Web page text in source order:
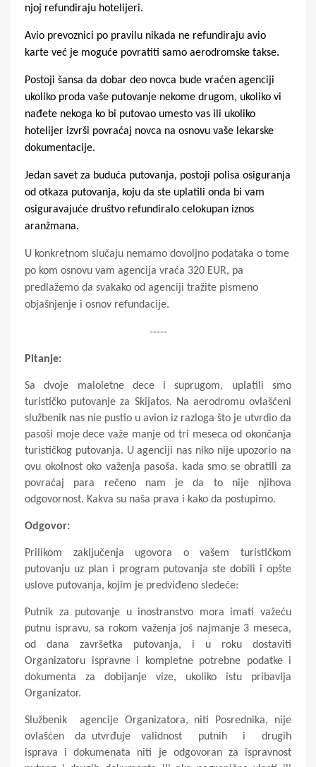
njoj refundiraju hotelijeri.
Avio prevoznici po pravilu nikada ne refundiraju avio
karte već je moguće povratiti samo aerodromske takse.
Postoji šansa da dobar deo novca bude vraćen agenciji
ukoliko proda vaše putovanje nekome drugom, ukoliko vi
nađete nekoga ko bi putovao umesto vas ili ukoliko
hotelijer izvrši povraćaj novca na osnovu vaše lekarske
dokumentacije.
Jedan savet za buduća putovanja, postoji polisa osiguranja
od otkaza putovanja, koju da ste uplatili onda bi vam
osiguravajuće društvo refundiralo celokupan iznos
aranžmana.
U konkretnom slučaju nemamo dovoljno podataka o tome
po kom osnovu vam agencija vraća 320 EUR, pa
predlažemo da svakako od agenciji tražite pismeno
objašnjenje i osnov refundacije.
-----
Pitanje:
Sa dvoje maloletne dece i suprugom, uplatili smo
turističko putovanje za Skijatos. Na aerodromu ovlašćeni
službenik nas nie pustio u avion iz razloga što je utvrdio da
pasoši moje dece važe manje od tri meseca od okončanja
turističkog putovanja. U agenciji nas niko nije upozorio na
ovu okolnost oko važenja pasoša. kada smo se obratili za
povraćaj para rečeno nam je da to nije njihova
odgovornost. Kakva su naša prava i kako da postupimo.
Odgovor:
Prilikom zaključenja ugovora o vašem turističkom
putovanju uz plan i program putovanja ste dobili i opšte
uslove putovanja, kojim je predviđeno sledeće:
Putnik za putovanje u inostranstvo mora imati važeću
putnu ispravu, sa rokom važenja još najmanje 3 meseca,
od dana završetka putovanja, i u roku dostaviti
Organizatoru ispravne i kompletne potrebne podatke i
dokumenta za dobijanje vize, ukoliko istu pribavlja
Organizator.
Službenik agencije Organizatora, niti Posrednika, nije
ovlašćen da utvrđuje validnost putnih i drugih
isprava i dokumenata niti je odgovoran za ispravnost